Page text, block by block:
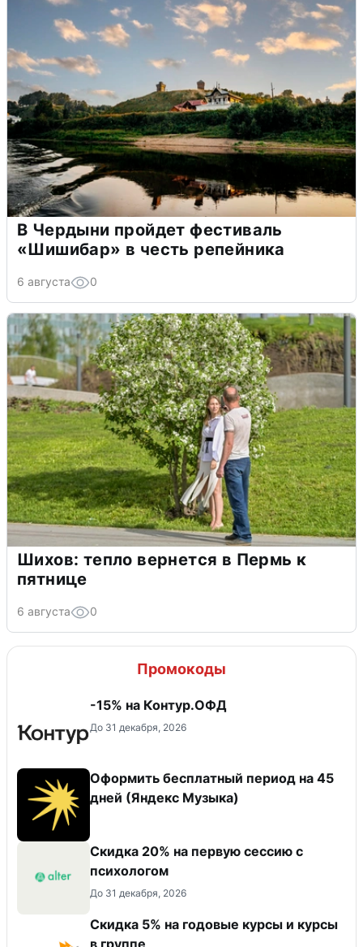
В Чердыни пройдет фестиваль
«Шишибар» в честь репейника
6 августа 0
Шихов: тепло вернется в Пермь к
пятнице
6 августа 0
Промокоды
-15% на Контур.ОФД
До 31 декабря, 2026
Оформить бесплатный период на 45
дней (Яндекс Музыка)
Скидка 20% на первую сессию с
психологом
До 31 декабря, 2026
Скидка 5% на годовые курсы и курсы
в группе